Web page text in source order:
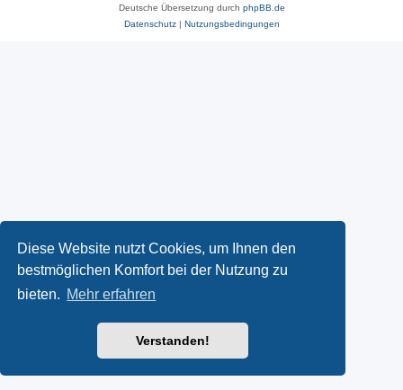
Diese Website nutzt Cookies, um Ihnen den
bestmöglichen Komfort bei der Nutzung zu
bieten. Mehr erfahren
Verstanden!
Deutsche Übersetzung durch phpBB.de
Datenschutz| Nutzungsbedingungen